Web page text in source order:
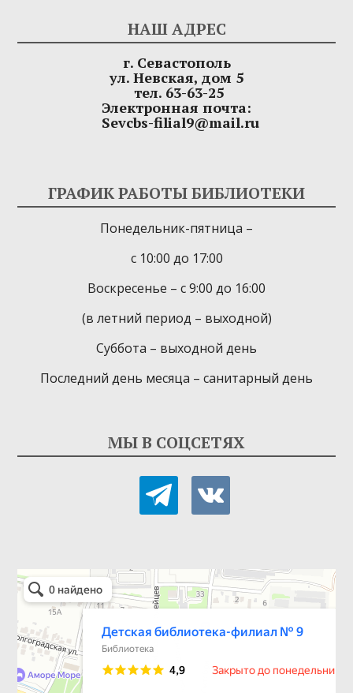
НАШ АДРЕС
г. Севастополь
ул. Невская, дом 5
тел. 63-63-25
Электронная почта:
Sevcbs-filial9@mail.ru
ГРАФИК РАБОТЫ БИБЛИОТЕКИ
Понедельник-пятница –
с 10:00 до 17:00
Воскресенье – с 9:00 до 16:00
(в летний период – выходной)
Суббота – выходной день
Последний день месяца – санитарный день
МЫ В СОЦСЕТЯХ
telegram vkontakte
Детская библиотека-филиал № 9
Библиотека в Севастополе